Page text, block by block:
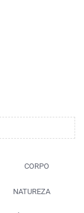
CORPO
NATUREZA